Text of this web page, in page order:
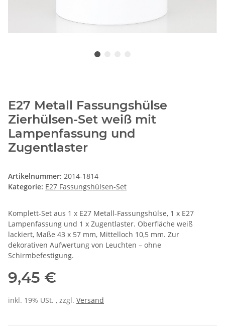
E27 Metall Fassungshülse
Zierhülsen-Set weiß mit
Lampenfassung und
Zugentlaster
Artikelnummer: 2014-1814
Kategorie: E27 Fassungshülsen-Set
Komplett-Set aus 1 x E27 Metall-Fassungshülse, 1 x E27
Lampenfassung und 1 x Zugentlaster. Oberfläche weiß
lackiert, Maße 43 x 57 mm, Mittelloch 10,5 mm. Zur
dekorativen Aufwertung von Leuchten – ohne
Schirmbefestigung.
9,45 €
inkl. 19% USt. , zzgl. Versand